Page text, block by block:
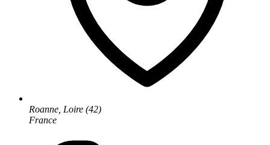
Roanne, Loire (42)
France